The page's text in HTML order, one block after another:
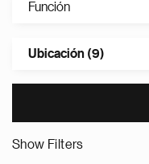
Función
Ubicación (9)
Show Filters